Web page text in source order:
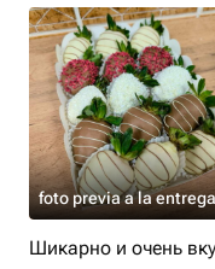
foto previa a la entrega
Шикарно и очень